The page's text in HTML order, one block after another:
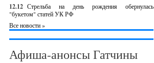
12.12 Стрельба на день рождения обернулась
"букетом" статей УК РФ
Все новости »
Афиша-анонсы Гатчины